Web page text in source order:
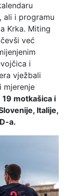
ali i programu
Krka. Miting
već
i
vježbali
mjerenje
19 motkašica i
Italije,
a.